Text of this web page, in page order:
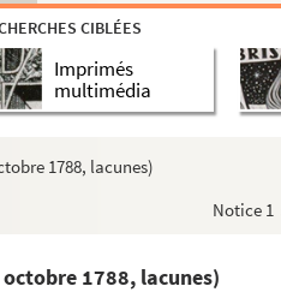
CIBLÉES
Imprimés
multimédia
1788, lacunes)
Notice 1
1788, lacunes)
des acquéreurs de Domaines
août 1793 et du 13 août 1793
le Conseil général de la